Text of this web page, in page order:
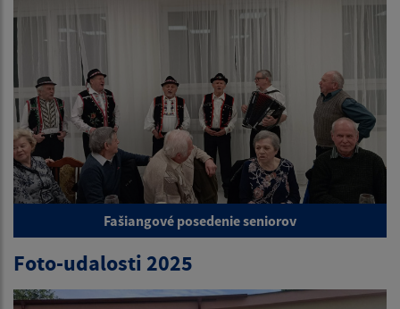
Fašiangové posedenie seniorov
Foto-udalosti 2025